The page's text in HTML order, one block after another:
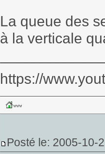
La queue des
à la verticale
https://
Posté le: 2005-10-